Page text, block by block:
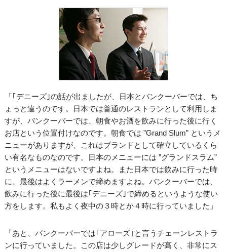
「｢デニーズ｣の話が出ましたが、日本とバンクーバーでは、ち
ょっと違うのです。日本では普通のレストランとして利用しま
すが、バンクーバーでは、朝食やお酒を飲みに行った後に行く
お店という位置付けなのです。朝食では ”Grand Slum” というメ
ニューがありますが、これはブランドとして確立しているくら
い有名なものなのです。日本のメニューには ”グランドスラム”
というメニューはないですよね。また日本では飲みに行った時
に、最後はよくラーメンで締めますよね。バンクーバーでは、
飲みに行った後に最後は｢デニーズ｣で締めるというような使い
方をします。私もよく夜中の３時とか４時に行っていました」
「あと、バンクーバーでは｢アローズ｣と言うチェーンレストラ
ンに行っていました。この店は少しグレードが高く、非常にス